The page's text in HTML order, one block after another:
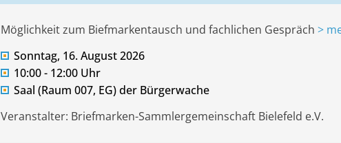
Möglichkeit zum Biefmarkentausch und fachlichen Gespräch >
Sonntag, 16. August 2026
10:00 - 12:00 Uhr
Saal (Raum 007, EG) der Bürgerwache
Veranstalter: Briefmarken-Sammlergemeinschaft Bielefeld e.V.